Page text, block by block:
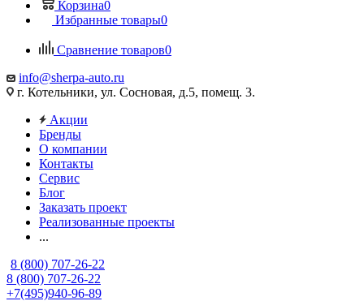
Корзина0
Избранные товары0
Сравнение товаров0
info@sherpa-auto.ru
г. Котельники, ул. Сосновая, д.5, помещ. 3.
Акции
Бренды
О компании
Контакты
Сервис
Блог
Заказать проект
Реализованные проекты
...
8 (800) 707-26-22
8 (800) 707-26-22
+7(495)940-96-89